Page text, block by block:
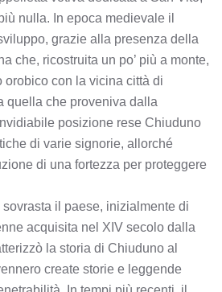
nulla. In epoca medievale il
grazie alla presenza della
che, ricostruita un po’ più a monte,
con la vicina città di
quella che proveniva dalla
posizione rese Chiuduno
di varie signorie, allorché
di una fortezza per proteggere
il paese, inizialmente di
acquisita nel XIV secolo dalla
la storia di Chiuduno al
create storie e leggende